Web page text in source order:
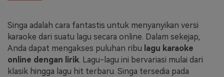
Singa adalah cara fantastis untuk menyanyikan versi
karaoke dari suatu lagu secara online. Dalam sekejap,
Anda dapat mengakses puluhan ribu lagu karaoke
online dengan lirik. Lagu-lagu ini bervariasi mulai dari
klasik hingga lagu hit terbaru. Singa tersedia pada